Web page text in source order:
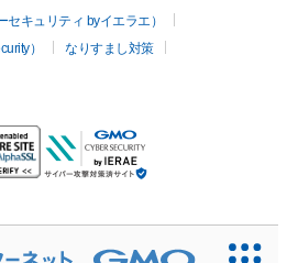
キュリティ byイエラエ）
）
なりすまし対策